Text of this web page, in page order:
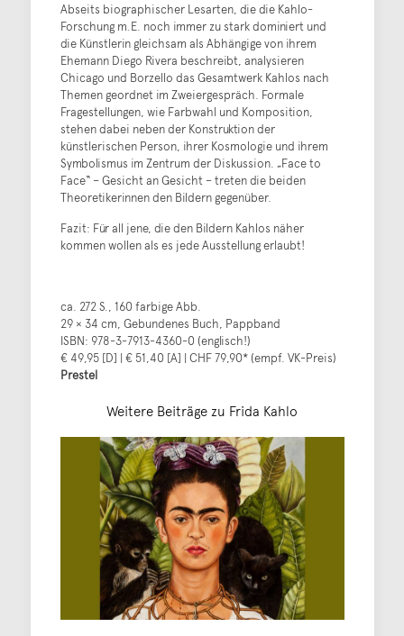
Abseits biographischer Lesarten, die die Kahlo-
Forschung m.E. noch immer zu stark dominiert und
die Künstlerin gleichsam als Abhängige von ihrem
Ehemann Diego Rivera beschreibt, analysieren
Chicago und Borzello das Gesamtwerk Kahlos nach
Themen geordnet im Zweiergespräch. Formale
Fragestellungen, wie Farbwahl und Komposition,
stehen dabei neben der Konstruktion der
künstlerischen Person, ihrer Kosmologie und ihrem
Symbolismus im Zentrum der Diskussion. „Face to
Face“ – Gesicht an Gesicht – treten die beiden
Theoretikerinnen den Bildern gegenüber.
Fazit: Für all jene, die den Bildern Kahlos näher
kommen wollen als es jede Ausstellung erlaubt!
ca. 272 S., 160 farbige Abb.
29 × 34 cm, Gebundenes Buch, Pappband
ISBN: 978-3-7913-4360-0 (englisch!)
€ 49,95 [D] | € 51,40 [A] | CHF 79,90* (empf. VK-Preis)
Prestel
Weitere Beiträge zu Frida Kahlo